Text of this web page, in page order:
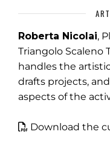
Roberta Nicolai,
Triangolo Scaleno
handles the
drafts projects,
aspects of the
Download the